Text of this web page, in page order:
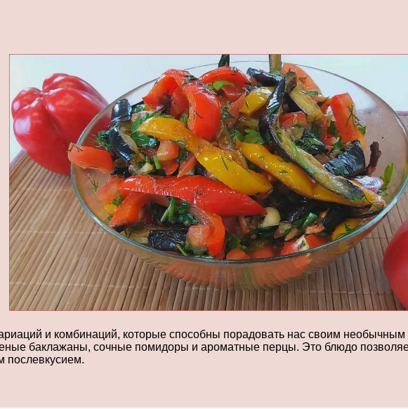
и комбинаций, которые способны порадовать нас своим
баклажаны, сочные помидоры и ароматные перцы. Это блюдо
послевкусием.